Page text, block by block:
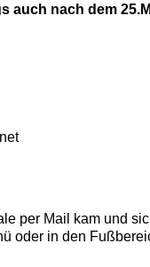
auch nach dem
per Mail kam und
oder in den